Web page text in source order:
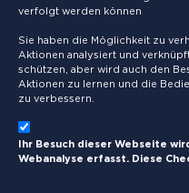
verfolgt werden können
Sie haben die Möglichkeit zu
Aktionen analysiert und
schützen, aber wird auch den
Aktionen zu lernen und die
zu verbessern.
Ihr Besuch dieser Webseite
Webanalyse erfasst. Diese